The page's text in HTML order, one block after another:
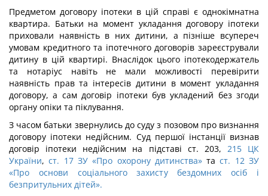
Предметом договору іпотеки в цій справі є однокімнатна
квартира. Батьки на момент укладання договору іпотеки
приховали наявність в них дитини, а пізніше всупереч
умовам кредитного та іпотечного договорів зареєстрували
дитину в цій квартирі. Внаслідок цього іпотекодержатель
та нотаріус навіть не мали можливості перевірити
наявність прав та інтересів дитини в момент укладання
договору, а сам договір іпотеки був укладений без згоди
органу опіки та піклування.
З часом батьки звернулись до суду з позовом про визнання
договору іпотеки недійсним. Суд першої інстанції визнав
договір іпотеки недійсним на підставі ст. 203, 215 ЦК
України,ст. 17 ЗУ «Про охорону дитинства»таст. 12 ЗУ
«Про основи соціального захисту бездомних осіб і
безпритульних дітей».